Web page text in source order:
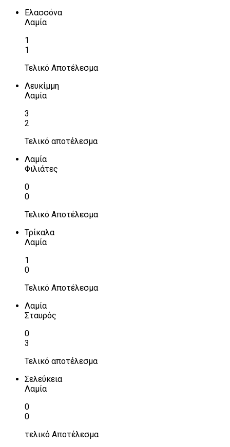
Ελασσόνα
Λαμία
1
1
Τελικό Αποτέλεσμα
Λευκίμμη
Λαμία
3
2
Τελικό αποτέλεσμα
Λαμία
Φιλιάτες
0
0
Τελικό Αποτέλεσμα
Τρίκαλα
Λαμία
1
0
Τελικό Αποτέλεσμα
Λαμία
Σταυρός
0
3
Τελικό αποτέλεσμα
Σελεύκεια
Λαμία
0
0
τελικό Αποτέλεσμα